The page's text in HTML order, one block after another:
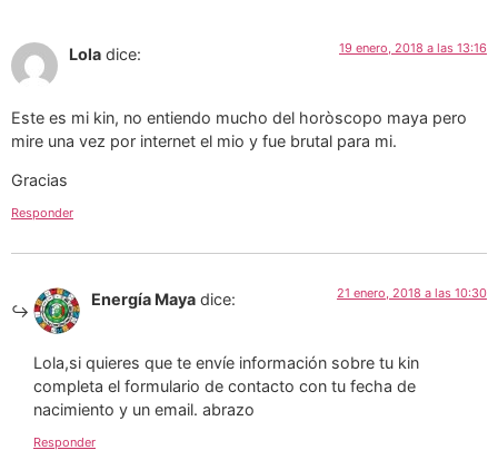
Lola dice: 19 enero, 2018 a las 13:16
Este es mi kin, no entiendo mucho del horòscopo maya pero
mire una vez por internet el mio y fue brutal para mi.
Gracias
Responder
Energía Maya dice: 21 enero, 2018 a las 10:30
Lola,si quieres que te envíe información sobre tu kin
completa el formulario de contacto con tu fecha de
nacimiento y un email. abrazo
Responder